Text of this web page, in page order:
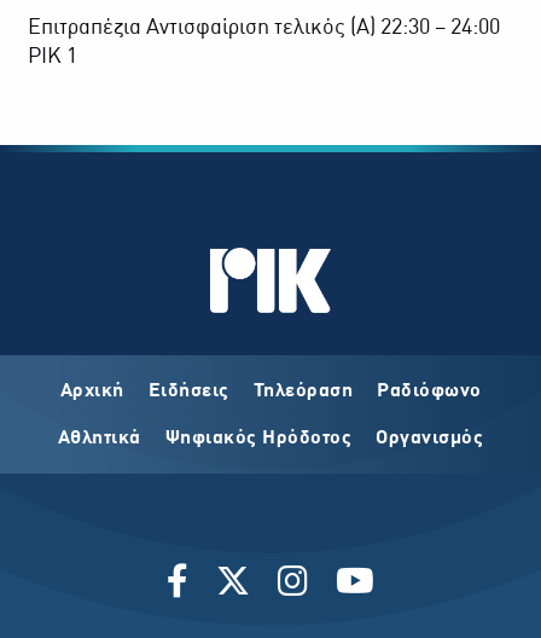
Επιτραπέζια Αντισφαίριση τελικός (Α) 22:30 – 24:00
ΡΙΚ 1
Αρχική Ειδήσεις Τηλεόραση Ραδιόφωνο
Αθλητικά Ψηφιακός Ηρόδοτος Οργανισμός